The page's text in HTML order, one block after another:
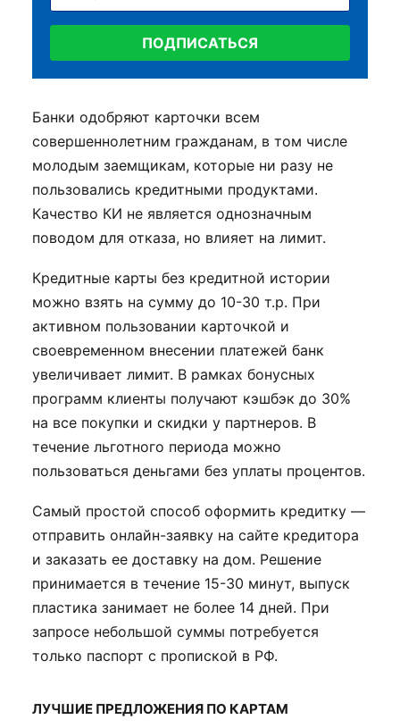
ПОДПИСАТЬСЯ
Банки одобряют карточки всем
совершеннолетним гражданам, в том числе
молодым заемщикам, которые ни разу не
пользовались кредитными продуктами.
Качество КИ не является однозначным
поводом для отказа, но влияет на лимит.
Кредитные карты без кредитной истории
можно взять на сумму до 10-30 т.р. При
активном пользовании карточкой и
своевременном внесении платежей банк
увеличивает лимит. В рамках бонусных
программ клиенты получают кэшбэк до 30%
на все покупки и скидки у партнеров. В
течение льготного периода можно
пользоваться деньгами без уплаты процентов.
Самый простой способ оформить кредитку —
отправить онлайн-заявку на сайте кредитора
и заказать ее доставку на дом. Решение
принимается в течение 15-30 минут, выпуск
пластика занимает не более 14 дней. При
запросе небольшой суммы потребуется
только паспорт с пропиской в РФ.
ЛУЧШИЕ ПРЕДЛОЖЕНИЯ ПО КАРТАМ